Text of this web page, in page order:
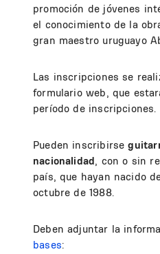
promoción de jóvenes
el conocimiento de la
gran maestro uruguayo
Las inscripciones se
formulario web, que
período de inscripciones.
Pueden inscribirse
nacionalidad, con o sin
país, que hayan nacido
octubre de 1988.
Deben adjuntar la
bases: